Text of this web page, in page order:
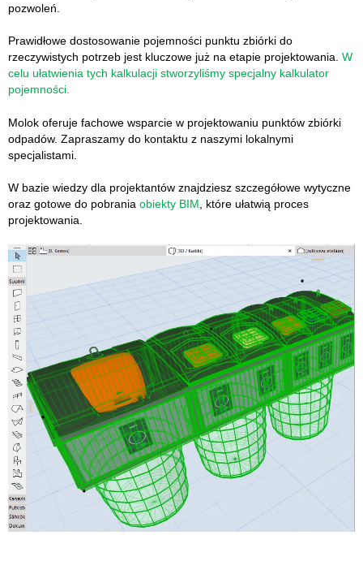
pozwoleń.
Prawidłowe dostosowanie pojemności punktu zbiórki do
rzeczywistych potrzeb jest kluczowe już na etapie projektowania.W
celu ułatwienia tych kalkulacji stworzyliśmy specjalny kalkulator
pojemności.
Molok oferuje fachowe wsparcie w projektowaniu punktów zbiórki
odpadów. Zapraszamy do kontaktu z naszymi lokalnymi
specjalistami.
W bazie wiedzy dla projektantów znajdziesz szczegółowe wytyczne
oraz gotowe do pobraniaobiekty BIM , które ułatwią proces
projektowania.